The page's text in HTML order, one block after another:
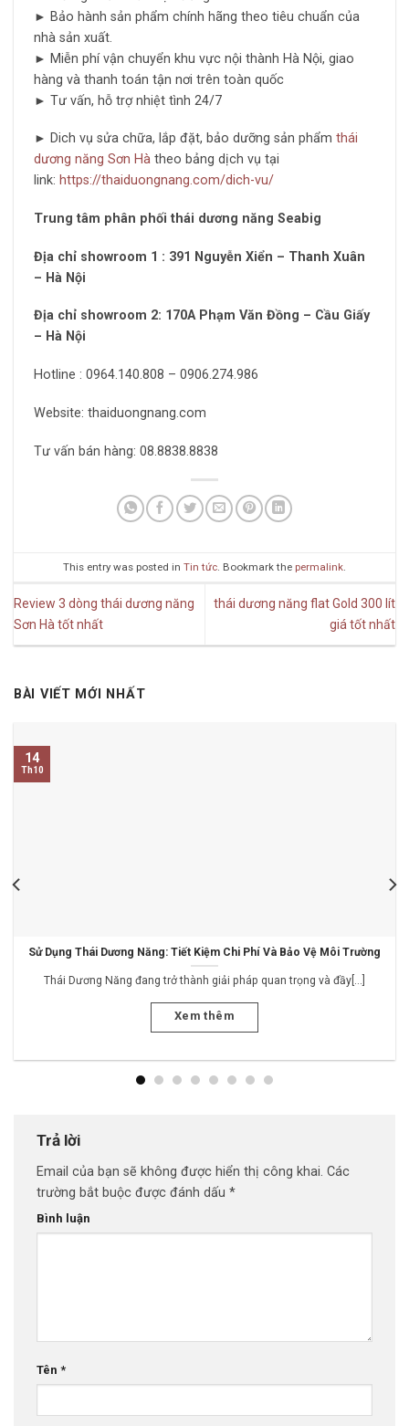
► Bảo hành sản phẩm chính hãng theo tiêu chuẩn của
nhà sản xuất.
► Miễn phí vận chuyển khu vực nội thành Hà Nội, giao
hàng và thanh toán tận nơi trên toàn quốc
► Tư vấn, hỗ trợ nhiệt tình 24/7
► Dich vụ sửa chữa, lắp đặt, bảo dưỡng sản phẩm thái
dương năng Sơn Hàtheo bảng dịch vụ tại
link: https://thaiduongnang.com/dich-vu/
Trung tâm phân phối thái dương năng Seabig
Địa chỉ showroom 1 : 391 Nguyễn Xiển – Thanh Xuân
– Hà Nội
Địa chỉ showroom 2: 170A Phạm Văn Đồng – Cầu Giấy
– Hà Nội
Hotline : 0964.140.808 – 0906.274.986
Website: thaiduongnang.com
Tư vấn bán hàng: 08.8838.8838
This entry was posted in Tin tức. Bookmark the permalink.
Review 3 dòng thái dương năng
Sơn Hà tốt nhất
thái dương năng flat Gold 300 lít
giá tốt nhất
BÀI VIẾT MỚI NHẤT
Sử Dụng Thái Dương Năng: Tiết Kiệm Chi Phí Và Bảo Vệ Môi Trường
Thái Dương Năng đang trở thành giải pháp quan trọng và đầy[...]
Xem thêm
14
Th10
Trả lời
Email của bạn sẽ không được hiển thị công khai. Các
trường bắt buộc được đánh dấu *
Bình luận
Tên *